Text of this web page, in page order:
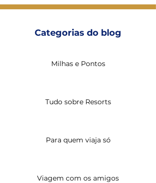
Categorias do blog
Milhas e Pontos
Tudo sobre Resorts
Para quem viaja só
Viagem com os amigos